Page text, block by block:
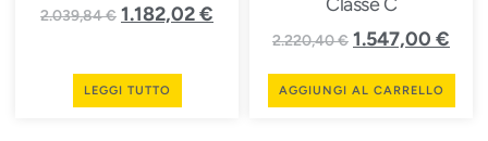
2.039,84€ 1.182,02€
LEGGI TUTTO
2.220,40€ 1.547,00 €
AGGIUNGI AL CARRELLO